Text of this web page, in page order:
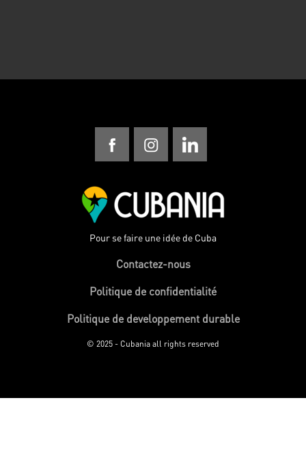
Pour se faire une idée de Cuba
Contactez-nous
Politique de confidentialité
Politique de developpement durable
© 2025 - Cubania all rights reserved